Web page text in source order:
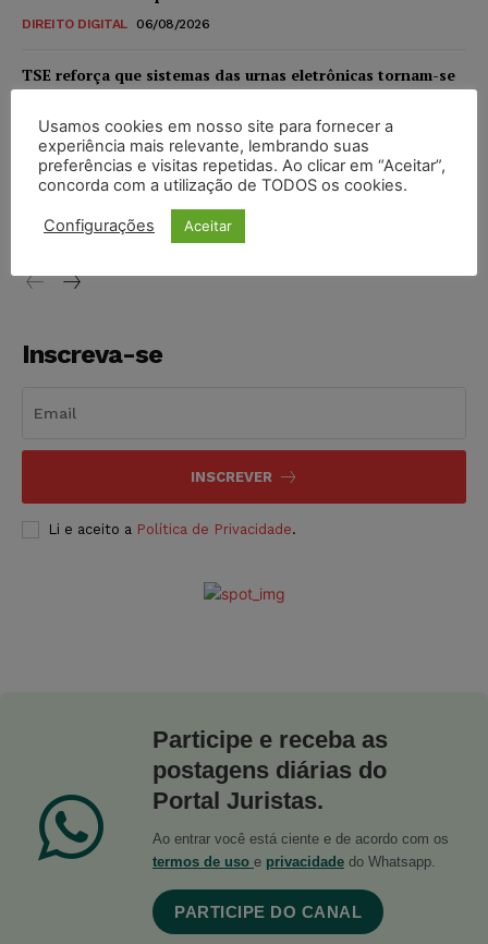
DIREITO DIGITAL 06/08/2026
TSE reforça que sistemas das urnas eletrônicas tornam-se
invioláveis após assinatura digital e lacração
NOTÍCIAS 06/08/2026
STF inicia julgamento sobre constitucionalidade da
proibição dos jogos de azar no Brasil
NOTÍCIAS 06/08/2026
Inscreva-se
INSCREVER
Li e aceito a Política de Privacidade.
Participe e receba as
postagens diárias do
Portal Juristas.
Ao entrar você está ciente e de acordo com os
termos de uso e privacidade do Whatsapp.
PARTICIPE DO CANAL
Usamos cookies em nosso site para fornecer a
experiência mais relevante, lembrando suas
preferências e visitas repetidas. Ao clicar em “Aceitar”,
concorda com a utilização de TODOS os cookies.
Configurações Aceitar